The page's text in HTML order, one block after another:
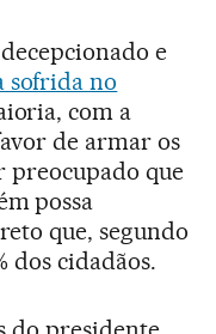
e
sofrida no
com a
de armar os
preocupado que
possa
que, segundo
dos cidadãos.